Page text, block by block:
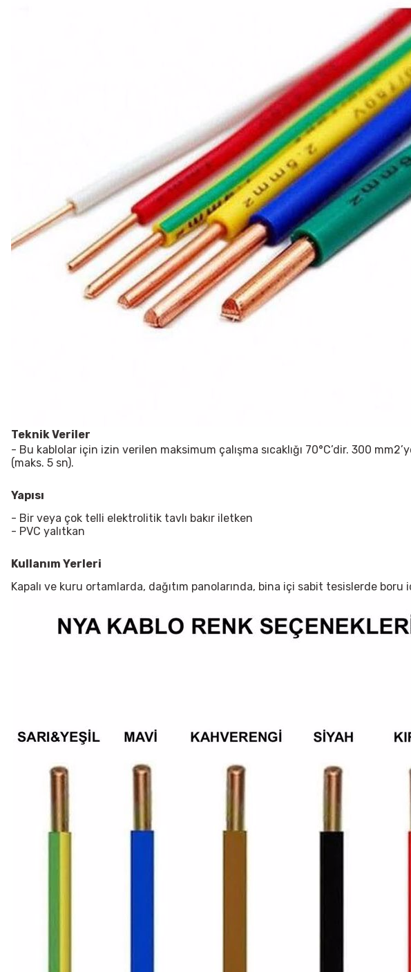
Teknik Veriler
- Bu kablolar için izin verilen maksimum çalışma sıcaklığı 70°C’dir. 300
(maks. 5 sn).
Yapısı
- Bir veya çok telli elektrolitik tavlı bakır iletken
- PVC yalıtkan
Kullanım Yerleri
Kapalı ve kuru ortamlarda, dağıtım panolarında, bina içi sabit tesislerde boru